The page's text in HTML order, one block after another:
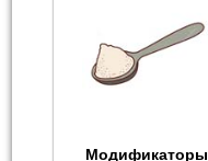
Модификаторы